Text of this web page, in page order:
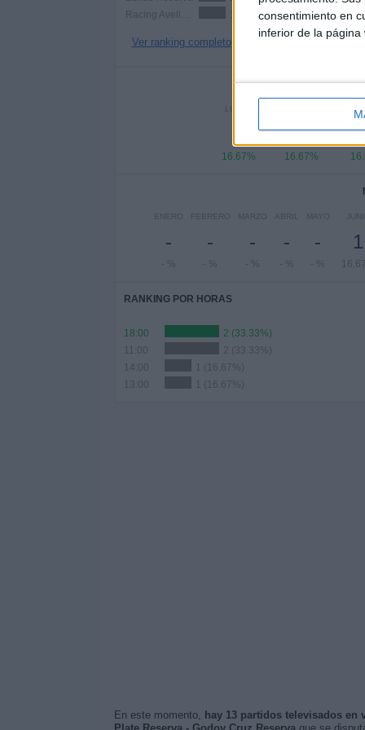
consentimiento en
inferior de la página
1 (16.67%)
Ver ranking completo
Nº DE
LUNES
16.67%
1
16.67%
ENERO
-
- %
FEBRERO
-
- %
MARZO
-
- %
ABRIL
-
- %
MAYO
-
- %
1
RANKING POR HORAS
18:00
2 (33.33%)
2 (33.33%)
1 (16.67%)
13:00
1 (16.67%)
En este momento, hay 13 partidos televisados en